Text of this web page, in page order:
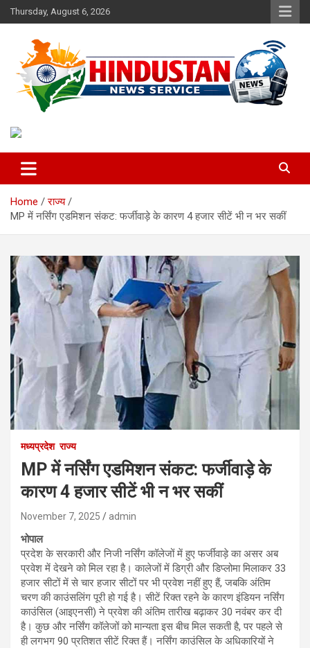
Skip
to
Thursday, August 6, 2026
Hindustan News Service
Home
राज्य
MP में नर्सिंग एडमिशन संकट: फर्जीवाड़े के कारण 4 हजार सीटें भी न भर सकीं
मध्यप्रदेश राज्य
MP में नर्सिंग एडमिशन संकट: फर्जीवाड़े के
कारण 4 हजार सीटें भी न भर सकीं
November 7, 2025 admin
भोपाल
प्रदेश के सरकारी और निजी नर्सिंग कॉलेजों में हुए फर्जीवाड़े का असर अब
प्रवेश में देखने को मिल रहा है। कालेजों में डिग्री और डिप्लोमा मिलाकर 33
हजार सीटों में से चार हजार सीटों पर भी प्रवेश नहीं हुए हैं, जबकि अंतिम
चरण की काउंसलिंग पूरी हो गई है। सीटें रिक्त रहने के कारण इंडियन नर्सिंग
काउंसिल (आइएनसी) ने प्रवेश की अंतिम तारीख बढ़ाकर 30 नवंबर कर दी
है। कुछ और नर्सिंग कॉलेजों को मान्यता इस बीच मिल सकती है, पर पहले से
ही लगभग 90 प्रतिशत सीटें रिक्त हैं। नर्सिंग काउंसिल के अधिकारियों ने